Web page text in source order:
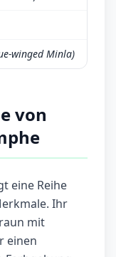
winged Minla)
von
eine Reihe
Ihr
mit
einen